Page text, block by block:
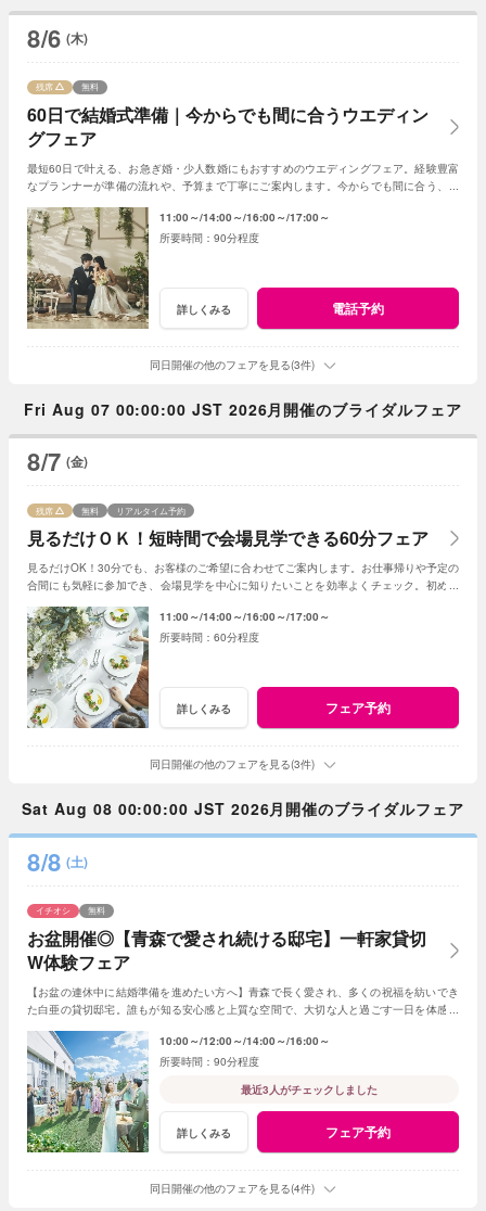
8/6 (木)
60日で結婚式準備｜今からでも間に合うウエディン
グフェア
残席 無料
最短60日で叶える、お急ぎ婚・少人数婚にもおすすめのウエディングフェア。経験豊富
なプランナーが準備の流れや、予算まで丁寧にご案内します。今からでも間に合う、安
11:00～ 14:00～ 16:00～ 17:00～
90分程度
詳しくみる 電話予約
同日開催の他のフェアを見る(3件)
Fri Aug 07 00:00:00 JST 2026月開催のブライダルフェア
8/7 (金)
見るだけＯＫ！短時間で会場見学できる60分フェア
残席 無料 リアルタイム予約
見るだけOK！30分でも、お客様のご希望に合わせてご案内します。お仕事帰りや予定の
合間にも気軽に参加でき、会場見学を中心に知りたいことを効率よくチェック。初めて
11:00～ 14:00～ 16:00～ 17:00～
60分程度
詳しくみる フェア予約
同日開催の他のフェアを見る(3件)
Sat Aug 08 00:00:00 JST 2026月開催のブライダルフェア
8/8 (土)
お盆開催◎【青森で愛され続ける邸宅】一軒家貸切
W体験フェア
イチオシ 無料
【お盆の連休中に結婚準備を進めたい方へ】青森で長く愛され、多くの祝福を紡いでき
た白亜の貸切邸宅。誰もが知る安心感と上質な空間で、大切な人と過ごす一日を体感し
10:00～ 12:00～ 14:00～ 16:00～
90分程度
最近3人がチェックしました
詳しくみる フェア予約
同日開催の他のフェアを見る(4件)